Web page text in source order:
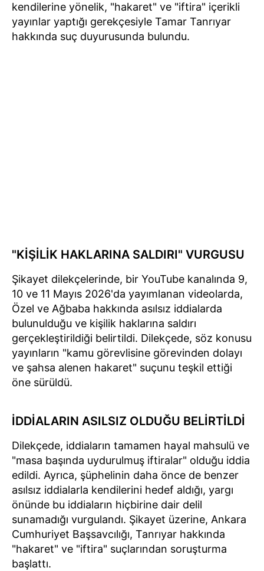
kendilerine yönelik, "hakaret" ve "iftira" içerikli
yayınlar yaptığı gerekçesiyle Tamar Tanrıyar
hakkında suç duyurusunda bulundu.
"KİŞİLİK HAKLARINA SALDIRI" VURGUSU
Şikayet dilekçelerinde, bir YouTube kanalında 9,
10 ve 11 Mayıs 2026'da yayımlanan videolarda,
Özel ve Ağbaba hakkında asılsız iddialarda
bulunulduğu ve kişilik haklarına saldırı
gerçekleştirildiği belirtildi. Dilekçede, söz konusu
yayınların "kamu görevlisine görevinden dolayı
ve şahsa alenen hakaret" suçunu teşkil ettiği
öne sürüldü.
İDDİALARIN ASILSIZ OLDUĞU BELİRTİLDİ
Dilekçede, iddiaların tamamen hayal mahsulü ve
"masa başında uydurulmuş iftiralar" olduğu iddia
edildi. Ayrıca, şüphelinin daha önce de benzer
asılsız iddialarla kendilerini hedef aldığı, yargı
önünde bu iddiaların hiçbirine dair delil
sunamadığı vurgulandı. Şikayet üzerine, Ankara
Cumhuriyet Başsavcılığı, Tanrıyar hakkında
"hakaret" ve "iftira" suçlarından soruşturma
başlattı.